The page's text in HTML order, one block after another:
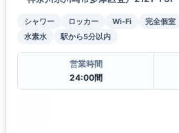
シャワー ロッカー Wi-Fi 完全個室
水素水
駅から5分以内
営業時間
24:00間